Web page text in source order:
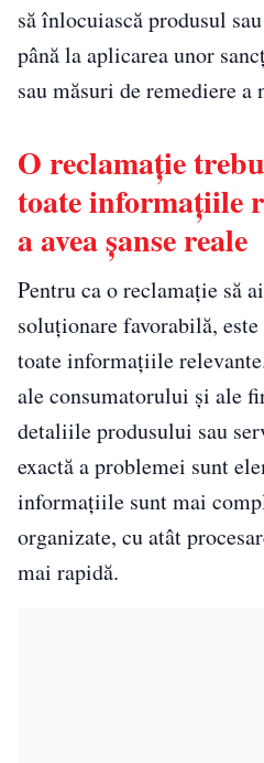
să înlocuiască produsul
până la aplicarea unor
sau măsuri de remediere
O reclamație
toate informațiile
a avea șanse reale
Pentru ca o reclamație să
soluționare favorabilă,
toate informațiile
ale consumatorului și ale
detaliile produsului sau
exactă a problemei sunt
informațiile sunt mai
organizate, cu atât
mai rapidă.